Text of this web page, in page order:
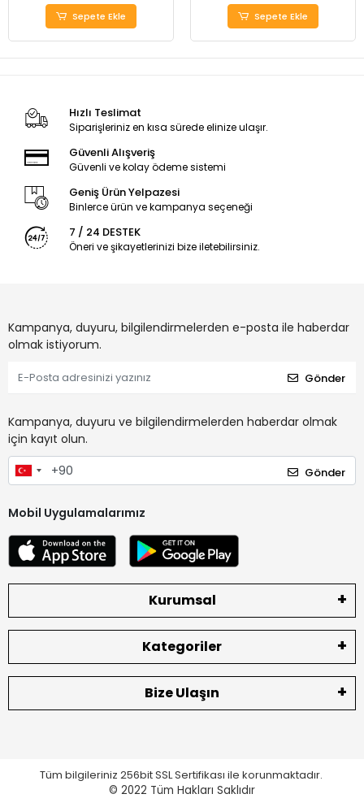
Sepete Ekle Sepete Ekle
Hızlı Teslimat
Siparişleriniz en kısa sürede elinize ulaşır.
Güvenli Alışveriş
Güvenli ve kolay ödeme sistemi
Geniş Ürün Yelpazesi
Binlerce ürün ve kampanya seçeneği
7 / 24 DESTEK
Öneri ve şikayetlerinizi bize iletebilirsiniz.
Kampanya, duyuru, bilgilendirmelerden e-posta ile haberdar
olmak istiyorum.
Gönder
Kampanya, duyuru ve bilgilendirmelerden haberdar olmak
için kayıt olun.
Gönder
Mobil Uygulamalarımız
Kurumsal
Kategoriler
Bize Ulaşın
Tüm bilgileriniz 256bit SSL Sertifikası ile korunmaktadır.
© 2022 Tüm Hakları Saklıdır